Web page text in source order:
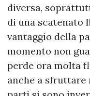
diversa,
di una scatenato
vantaggio della
momento non
perde ora molta
anche a sfruttare